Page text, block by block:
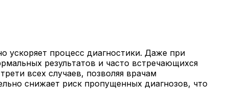
ускоряет процесс диагностики. Даже при
результатов и часто встречающихся
всех случаев, позволяя врачам
снижает риск пропущенных диагнозов, что